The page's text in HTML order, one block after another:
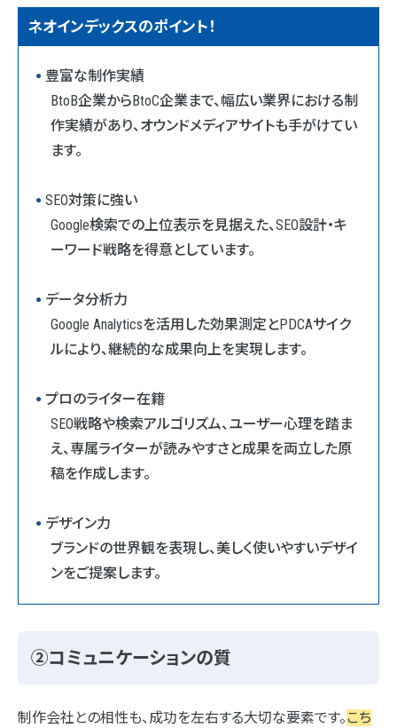
ネオインデックスのポイント！
豊富な制作実績
BtoB企業からBtoC企業まで、幅広い業界における制
作実績があり、オウンドメディアサイトも手がけてい
ます。
SEO対策に強い
Google検索での上位表示を見据えた、SEO設計・キ
ーワード戦略を得意としています。
データ分析力
Google Analyticsを活用した効果測定とPDCAサイク
ルにより、継続的な成果向上を実現します。
プロのライター在籍
SEO戦略や検索アルゴリズム、ユーザー心理を踏ま
え、専属ライターが読みやすさと成果を両立した原
稿を作成します。
デザイン力
ブランドの世界観を表現し、美しく使いやすいデザイ
ンをご提案します。
②コミュニケーションの質
制作会社との相性も、成功を左右する大切な要素です。 こち